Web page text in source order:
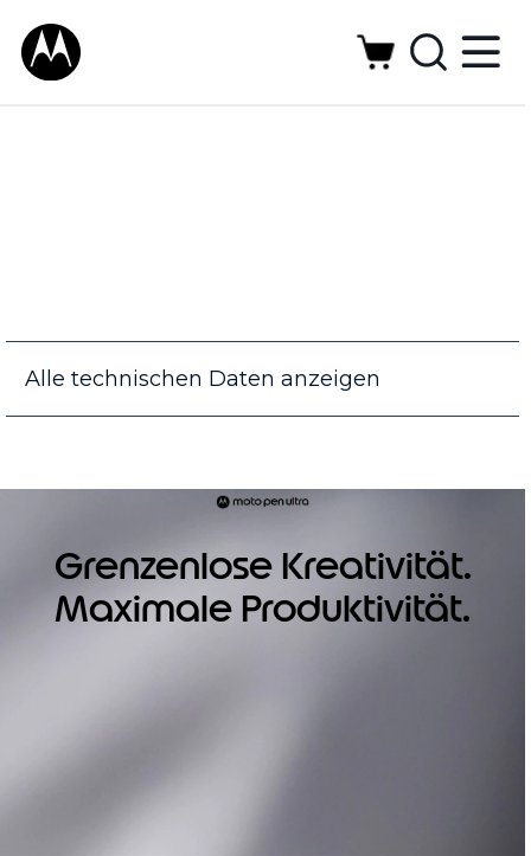
Alle technischen Daten anzeigen
Grenzenlose Kreativität.
Maximale Produktivität.